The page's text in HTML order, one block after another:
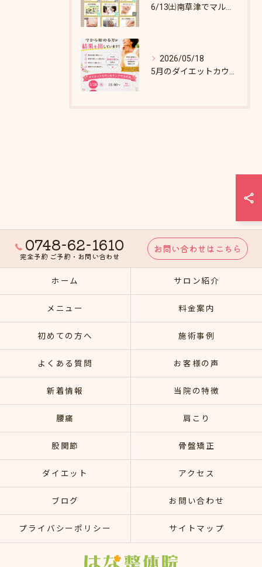
2026/05/18
0748-62-1610
完全予約 ご予約・お問い合わせ
お問い合わせはこちら
ホーム サロン紹介
メニュー 料金案内
初めての方へ 施術事例
よくある質問 お客様の声
新着情報 当院の特徴
腰痛 肩こり
股関節 骨盤矯正
ダイエット アクセス
ブログ お問い合わせ
プライバシーポリシー サイトマップ